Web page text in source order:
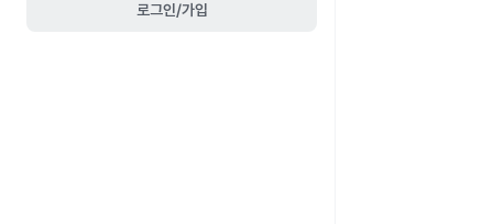
로그인/가입